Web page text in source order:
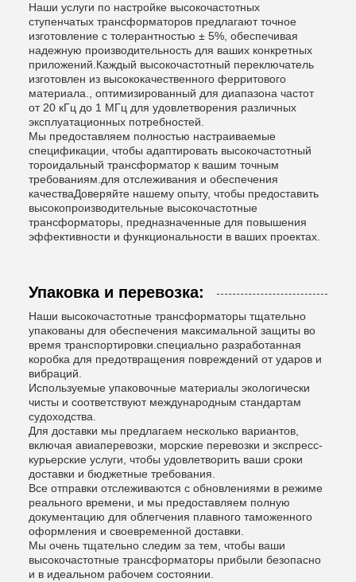
Наши услуги по настройке высокочастотных
ступенчатых трансформаторов предлагают точное
изготовление с толерантностью ± 5%, обеспечивая
надежную производительность для ваших конкретных
приложений.Каждый высокочастотный переключатель
изготовлен из высококачественного ферритового
материала., оптимизированный для диапазона частот
от 20 кГц до 1 МГц для удовлетворения различных
эксплуатационных потребностей.
Мы предоставляем полностью настраиваемые
спецификации, чтобы адаптировать высокочастотный
тороидальный трансформатор к вашим точным
требованиям.для отслеживания и обеспечения
качестваДоверяйте нашему опыту, чтобы предоставить
высокопроизводительные высокочастотные
трансформаторы, предназначенные для повышения
эффективности и функциональности в ваших проектах.
Упаковка и перевозка:
Наши высокочастотные трансформаторы тщательно
упакованы для обеспечения максимальной защиты во
время транспортировки.специально разработанная
коробка для предотвращения повреждений от ударов и
вибраций.
Используемые упаковочные материалы экологически
чисты и соответствуют международным стандартам
судоходства.
Для доставки мы предлагаем несколько вариантов,
включая авиаперевозки, морские перевозки и экспресс-
курьерские услуги, чтобы удовлетворить ваши сроки
доставки и бюджетные требования.
Все отправки отслеживаются с обновлениями в режиме
реального времени, и мы предоставляем полную
документацию для облегчения плавного таможенного
оформления и своевременной доставки.
Мы очень тщательно следим за тем, чтобы ваши
высокочастотные трансформаторы прибыли безопасно
и в идеальном рабочем состоянии.